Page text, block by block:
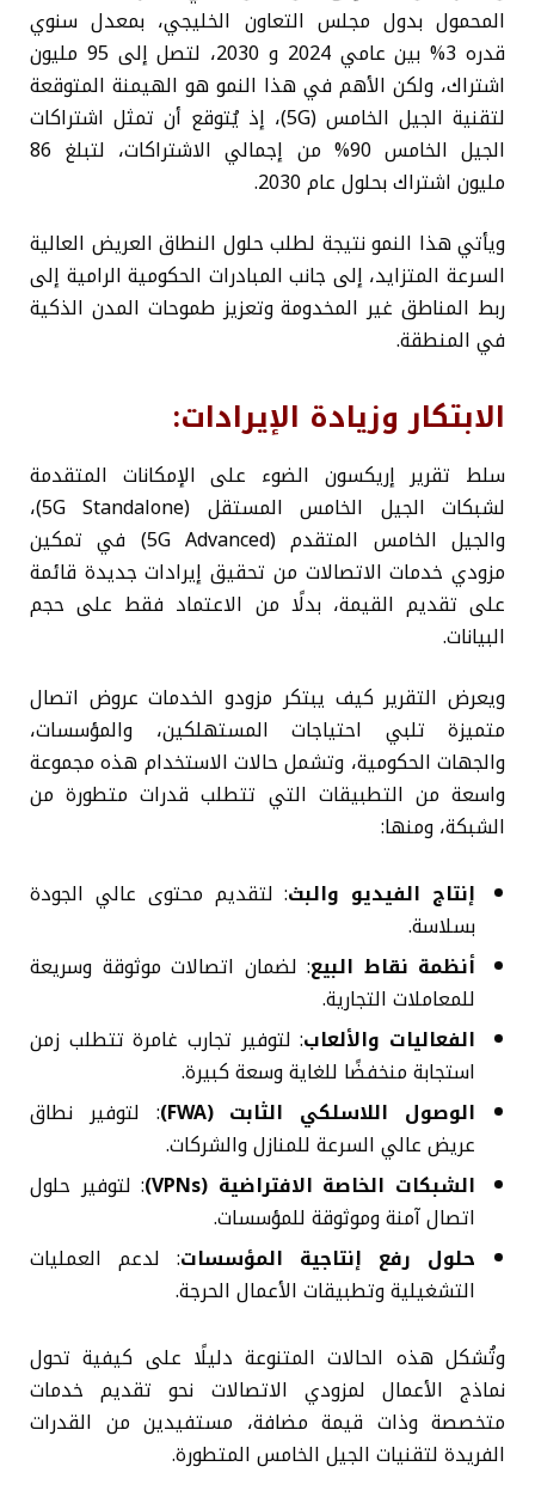
المحمول بدول مجلس التعاون الخليجي، بمعدل سنوي
قدره 3% بين عامي 2024 و 2030، لتصل إلى 95 مليون
اشتراك، ولكن الأهم في هذا النمو هو الهيمنة المتوقعة
لتقنية الجيل الخامس (5G)، إذ يُتوقع أن تمثل اشتراكات
الجيل الخامس 90% من إجمالي الاشتراكات، لتبلغ 86
مليون اشتراك بحلول عام 2030.
ويأتي هذا النمو نتيجة لطلب حلول النطاق العريض العالية
السرعة المتزايد، إلى جانب المبادرات الحكومية الرامية إلى
ربط المناطق غير المخدومة وتعزيز طموحات المدن الذكية
في المنطقة.
الابتكار وزيادة الإيرادات:
سلط تقرير إريكسون الضوء على الإمكانات المتقدمة
لشبكات الجيل الخامس المستقل (5G Standalone)،
والجيل الخامس المتقدم (5G Advanced) في تمكين
مزودي خدمات الاتصالات من تحقيق إيرادات جديدة قائمة
على تقديم القيمة، بدلًا من الاعتماد فقط على حجم
البيانات.
ويعرض التقرير كيف يبتكر مزودو الخدمات عروض اتصال
متميزة تلبي احتياجات المستهلكين، والمؤسسات،
والجهات الحكومية، وتشمل حالات الاستخدام هذه مجموعة
واسعة من التطبيقات التي تتطلب قدرات متطورة من
الشبكة، ومنها:
إنتاج الفيديو والبث: لتقديم محتوى عالي الجودة
بسلاسة.
أنظمة نقاط البيع: لضمان اتصالات موثوقة وسريعة
للمعاملات التجارية.
الفعاليات والألعاب: لتوفير تجارب غامرة تتطلب زمن
استجابة منخفضًا للغاية وسعة كبيرة.
الوصول اللاسلكي الثابت (FWA)
: لتوفير نطاق
عريض عالي السرعة للمنازل والشركات.
الشبكات الخاصة الافتراضية (VPNs)
: لتوفير حلول
اتصال آمنة وموثوقة للمؤسسات.
حلول رفع إنتاجية المؤسسات: لدعم العمليات
التشغيلية وتطبيقات الأعمال الحرجة.
وتُشكل هذه الحالات المتنوعة دليلًا على كيفية تحول
نماذج الأعمال لمزودي الاتصالات نحو تقديم خدمات
متخصصة وذات قيمة مضافة، مستفيدين من القدرات
الفريدة لتقنيات الجيل الخامس المتطورة.